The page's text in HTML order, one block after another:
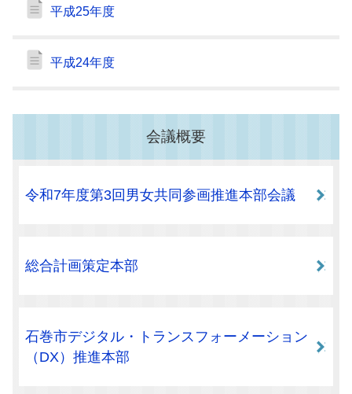
平成25年度
平成24年度
会議概要
令和7年度第3回男女共同参画推進本部会議
総合計画策定本部
石巻市デジタル・トランスフォーメーション
（DX）推進本部